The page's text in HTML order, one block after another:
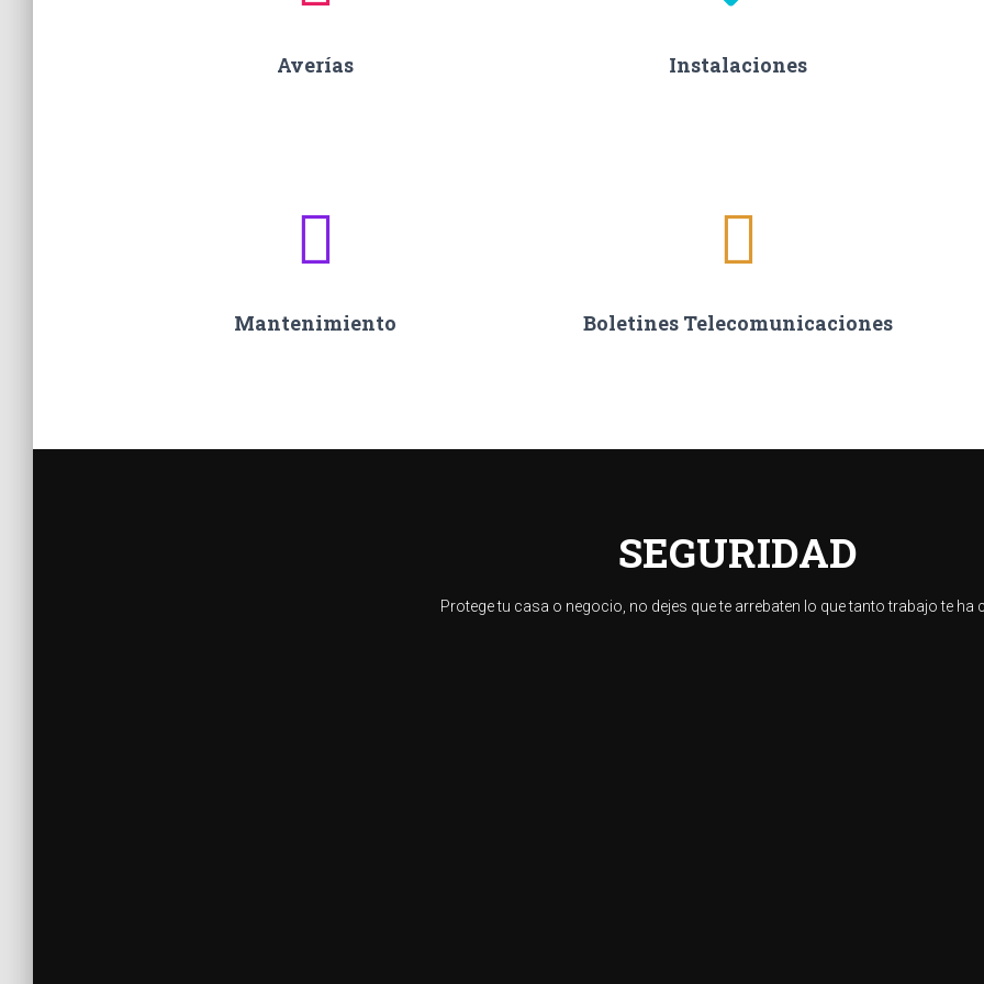
Averías Instalaciones
Mantenimiento Boletines Telecomunicaciones
SEGURIDAD
Protege tu casa o negocio, no dejes que te arrebaten lo que tanto trabajo te ha